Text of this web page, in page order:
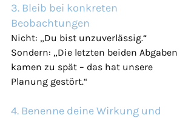
3. Bleib bei konkreten
Beobachtungen
Nicht: „Du bist unzuverlässig.“
Sondern: „Die letzten beiden Abgaben
kamen zu spät – das hat unsere
Planung gestört.“
4. Benenne deine Wirkung und